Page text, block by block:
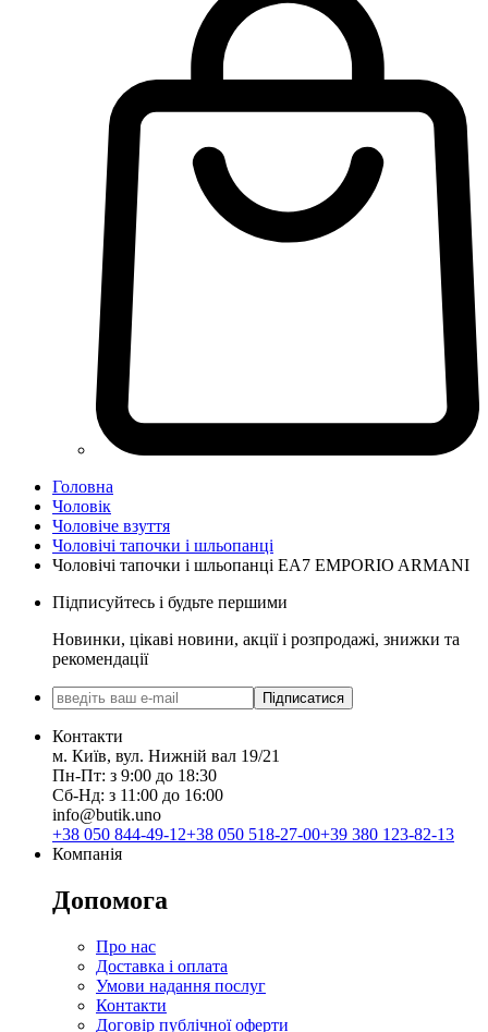
Головна
Чоловік
Чоловіче взуття
Чоловічі тапочки і шльопанці
Чоловічі тапочки і шльопанці EA7 EMPORIO ARMANI
Підписуйтесь і будьте першими
Новинки, цікаві новини, акції і розпродажі, знижки та
рекомендації
Підписатися
Контакти
м. Київ, вул. Нижній вал 19/21
Пн-Пт: з 9:00 до 18:30
Сб-Нд: з 11:00 до 16:00
info@butik.uno
+38 050 844-49-12+38 050 518-27-00+39 380 123-82-13
Компанія
Допомога
Про нас
Доставка і оплата
Умови надання послуг
Контакти
Договір публічної оферти